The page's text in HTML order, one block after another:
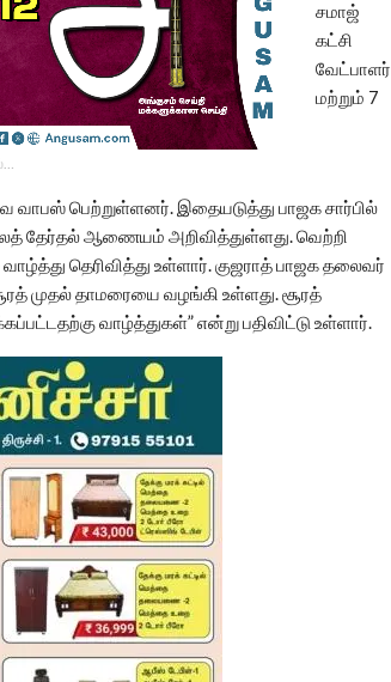
சமாஜ்
கட்சி
வேட்பாளர்
மற்றும் 7
வாபஸ் பெற்றுள்ளனர். இதையடுத்து பாஜக சார்பில்
தேர்தல் ஆணையம் அறிவித்துள்ளது. வெற்றி
தெரிவித்து உள்ளார். குஜராத் பாஜக தலைவர்
முதல் தாமரையை வழங்கி உள்ளது. சூரத்
வாழ்த்துகள்” என்று பதிவிட்டு உள்ளார்.